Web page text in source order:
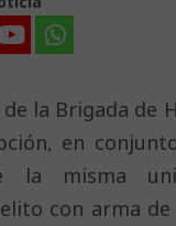
la Brigada de
en
la misma
con arma